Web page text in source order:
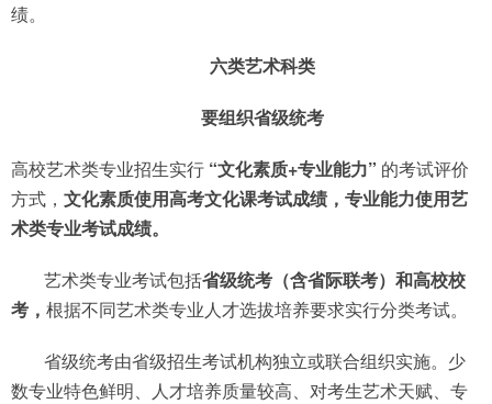
绩。
六类艺术科类
要组织省级统考
高校艺术类专业招生实行 “文化素质+专业能力” 的考试评价
方式， 文化素质使用高考文化课考试成绩，专业能力使用艺
术类专业考试成绩。
艺术类专业考试包括省级统考（含省际联考）和高校校
考， 根据不同艺术类专业人才选拔培养要求实行分类考试。
省级统考由省级招生考试机构独立或联合组织实施。少
数专业特色鲜明、人才培养质量较高、对考生艺术天赋、专